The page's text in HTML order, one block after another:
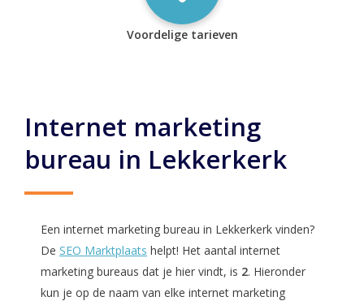
Voordelige tarieven
Internet marketing
bureau in Lekkerkerk
Een internet marketing bureau in Lekkerkerk vinden?
De SEO Marktplaats helpt! Het aantal internet
marketing bureaus dat je hier vindt, is 2. Hieronder
kun je op de naam van elke internet marketing